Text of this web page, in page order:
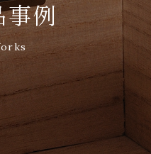
事例